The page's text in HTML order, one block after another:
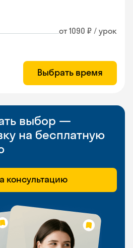
от 1090 ₽ / урок
Выбрать время
выбор —
на бесплатную
консультацию